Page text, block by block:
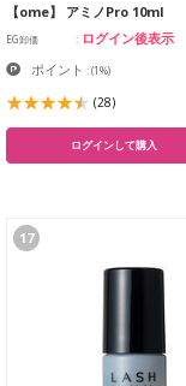
【ome】 アミノPro 10ml
EG卸価 ログイン後表示
ポイント :(1%)
(28)
ログインして購入
17